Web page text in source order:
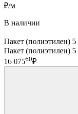
₽/м
В наличии
Пакет (полиэтилен)
Пакет (полиэтилен)
16 07560₽